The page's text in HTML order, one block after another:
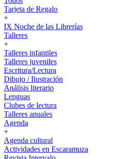
Tarjeta de Regalo
+
IX Noche de las Librerías
Talleres
+
Talleres infantiles
Talleres juveniles
Escritura/Lectura
Dibujo / Ilustración
Análisis literario
Lenguas
Clubes de lectura
Talleres anuales
Agenda
+
Agenda cultural
Actividades en Escaramuza